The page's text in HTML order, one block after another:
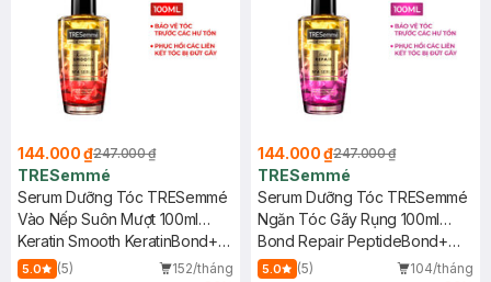
144.000 ₫247.000 ₫
TRESemmé
Serum Dưỡng Tóc TRESemmé
Vào Nếp Suôn Mượt 100ml
(Mới)
Keratin Smooth KeratinBond+
Serum
5.0 (5)
152/tháng
144.000 ₫247.000 ₫
TRESemmé
Serum Dưỡng Tóc TRESemmé
Ngăn Tóc Gãy Rụng 100ml
(Mới)
Bond Repair PeptideBond+
Serum
5.0 (5)
104/tháng